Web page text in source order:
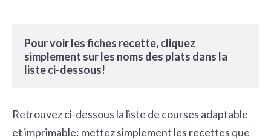
Pour voir les fiches recette, cliquez
simplement sur les noms des plats dans la
liste ci-dessous!
Retrouvez ci-dessous la liste de courses adaptable
et imprimable: mettez simplement les recettes que